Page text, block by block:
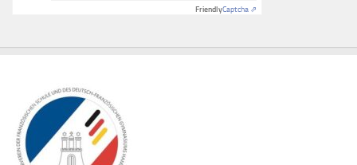
FriendlyCaptcha ⇗